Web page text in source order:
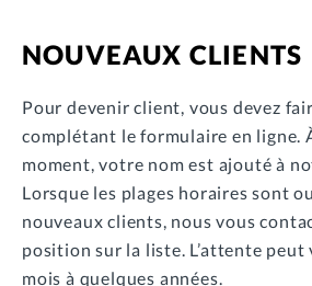
NOUVEAUX CLIENTS
Pour devenir client, vous devez
complétant le formulaire en ligne.
moment, votre nom est ajouté à
Lorsque les plages horaires sont
nouveaux clients, nous vous
position sur la liste. L’attente peut
mois à quelques années.